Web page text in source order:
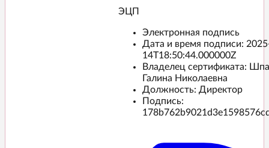
ЭЦП️
Электронная подпись
Дата и время подписи:
14T18:50:44.000000Z
Владелец сертификата:
Галина Николаевна
Должность: Директор
Подпись: